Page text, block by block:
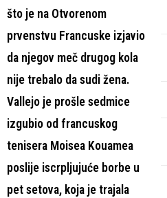
što je na Otvorenom
prvenstvu Francuske izjavio
da njegov meč drugog kola
nije trebalo da sudi žena.
Vallejo je prošle sedmice
izgubio od francuskog
tenisera Moisea Kouamea
poslije iscrpljujuće borbe u
pet setova, koja je trajala